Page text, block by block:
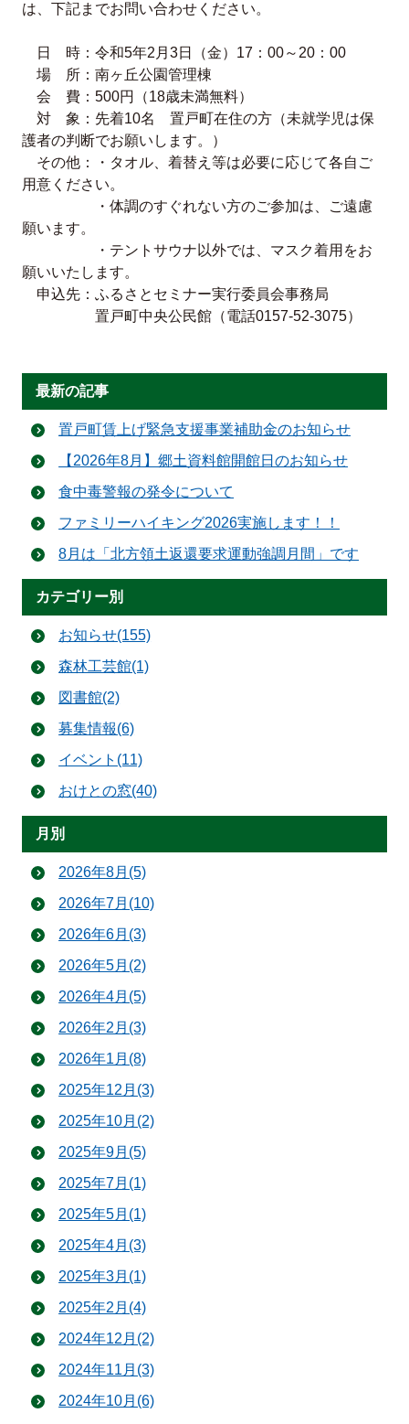
は、下記までお問い合わせください。
日 時：令和5年2月3日（金）17：00～20：00
場 所：南ヶ丘公園管理棟
会 費：500円（18歳未満無料）
対 象：先着10名 置戸町在住の方（未就学児は保
護者の判断でお願いします。）
その他：・タオル、着替え等は必要に応じて各自ご
用意ください。
・体調のすぐれない方のご参加は、ご遠慮
願います。
・テントサウナ以外では、マスク着用をお
願いいたします。
申込先：ふるさとセミナー実行委員会事務局
置戸町中央公民館（電話0157-52-3075）
最新の記事
置戸町賃上げ緊急支援事業補助金のお知らせ
【2026年8月】郷土資料館開館日のお知らせ
食中毒警報の発令について
ファミリーハイキング2026実施します！！
8月は「北方領土返還要求運動強調月間」です
カテゴリー別
お知らせ(155)
森林工芸館(1)
図書館(2)
募集情報(6)
イベント(11)
おけとの窓(40)
月別
2026年8月(5)
2026年7月(10)
2026年6月(3)
2026年5月(2)
2026年4月(5)
2026年2月(3)
2026年1月(8)
2025年12月(3)
2025年10月(2)
2025年9月(5)
2025年7月(1)
2025年5月(1)
2025年4月(3)
2025年3月(1)
2025年2月(4)
2024年12月(2)
2024年11月(3)
2024年10月(6)